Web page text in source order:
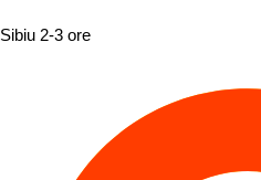
Sibiu 2-3 ore